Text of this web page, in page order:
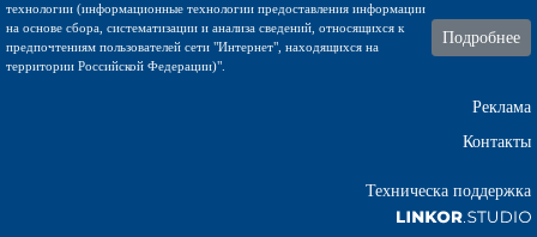
технологии (информационные технологии предоставления информации
на основе сбора, систематизации и анализа сведений, относящихся к
предпочтениям пользователей сети "Интернет", находящихся на
территории Российской Федерации)".
Подробнее
Реклама
Контакты
Техническа поддержка